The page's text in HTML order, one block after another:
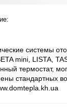
системы
mini, LISTA,
термостат,
стандартных